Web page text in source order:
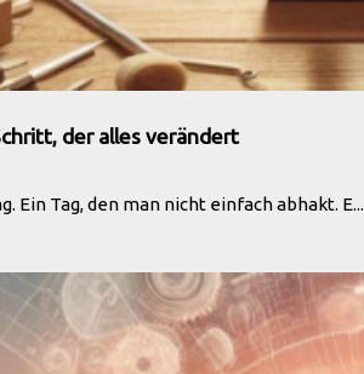
der alles verändert
Ein Tag, den man nicht einfach abhakt. E...